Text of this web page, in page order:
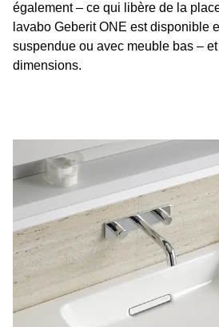
également – ce qui libère de la
lavabo Geberit ONE est disponible
suspendue ou avec meuble bas –
dimensions.